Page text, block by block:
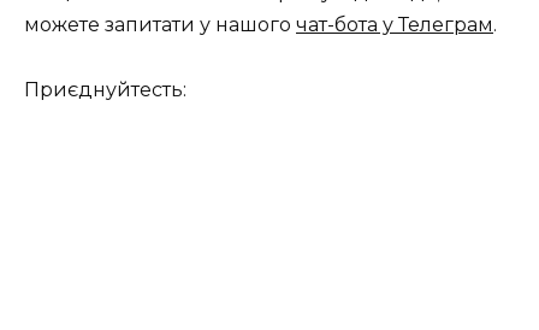
можете запитати у нашого чат-бота у Телеграм.
Приєднуйтесть: